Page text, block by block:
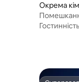
Окрема